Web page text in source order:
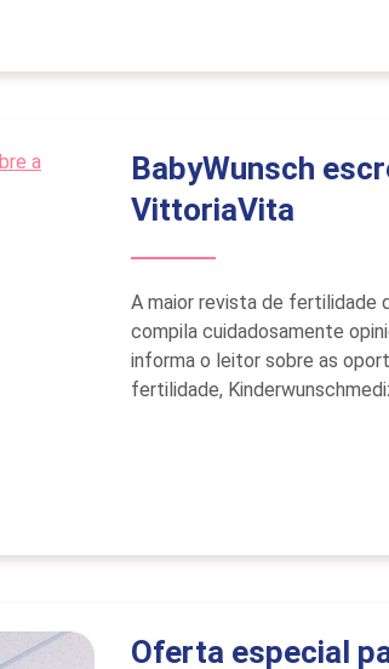
BabyWunsch
VittoriaVita
A maior revista de fertilidade
compila cuidadosamente
informa o leitor sobre as
fertilidade,
Oferta especial